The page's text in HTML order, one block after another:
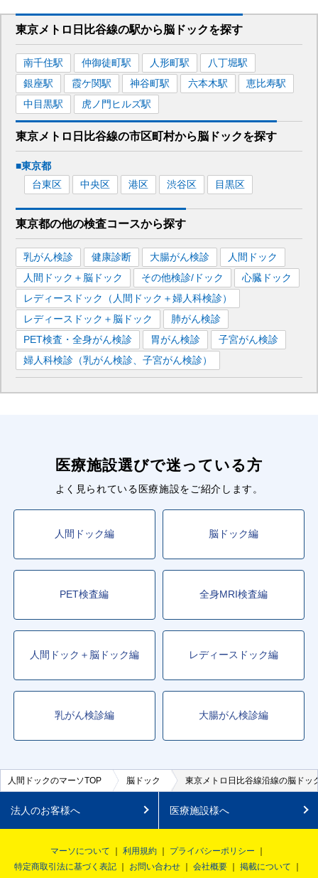
東京メトロ日比谷線の駅から脳ドックを探す
南千住駅 仲御徒町駅 人形町駅 八丁堀駅
銀座駅 霞ケ関駅 神谷町駅 六本木駅 恵比寿駅
中目黒駅 虎ノ門ヒルズ駅
東京メトロ日比谷線の市区町村から脳ドックを探す
■東京都
台東区
中央区 港区 渋谷区 目黒区
東京都の他の検査コースから探す
乳がん検診 健康診断 大腸がん検診
人間ドック
人間ドック＋脳ドック
その他検診/ドック
心臓ドック
レディースドック（人間ドック＋婦人科検診）
レディースドック＋脳ドック
肺がん検診
PET検査・全身がん検診
胃がん検診
子宮がん検診
婦人科検診（乳がん検診、子宮がん検診）
医療施設選びで迷っている方
よく見られている医療施設をご紹介します。
人間ドック編 脳ドック編
PET検査編 全身MRI検査編
人間ドック＋脳ドック編 レディースドック編
乳がん検診編 大腸がん検診編
人間ドックのマーソTOP 脳ドック 東京メトロ日比谷線沿線の脳ドッ
法人のお客様へ 医療施設様へ
マーソについて 利用規約
プライバシーポリシー
特定商取引法に基づく表記
お問い合わせ 会社概要
掲載について